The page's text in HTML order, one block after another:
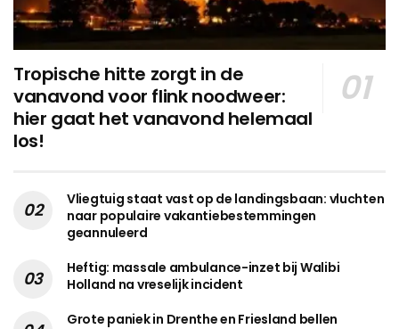
Tropische hitte zorgt in de
vanavond voor flink noodweer:
hier gaat het vanavond helemaal
los!
Vliegtuig staat vast op de landingsbaan: vluchten
naar populaire vakantiebestemmingen
geannuleerd
Heftig: massale ambulance-inzet bij Walibi
Holland na vreselijk incident
Grote paniek in Drenthe en Friesland bellen